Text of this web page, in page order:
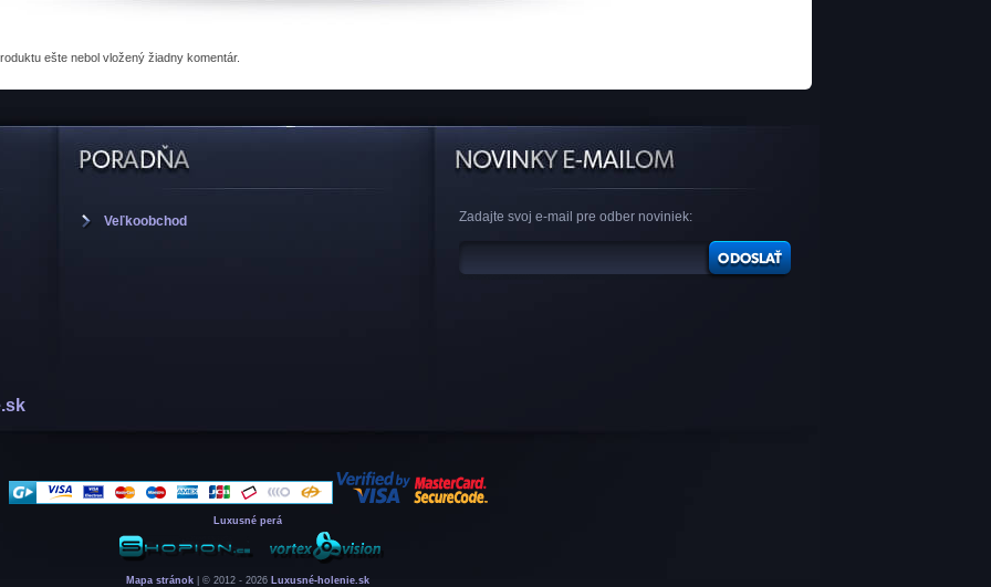
ešte nebol vložený žiadny komentár.
Veľkoobchod Zadajte svoj e-mail pre odber noviniek:
Luxusné perá
Mapa stránok | © 2012 - 2026 Luxusné-holenie.sk